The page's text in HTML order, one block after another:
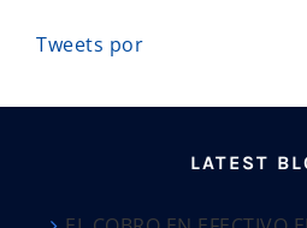
Tweets por
LATEST